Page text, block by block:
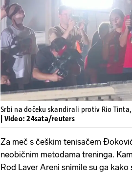
Pokretanje
Srbi na dočeku skandirali protiv Rio
| Video: 24sata/reuters
Za meč s češkim tenisačem
neobičnim metodama treninga.
Rod Laver Areni snimile su ga kako